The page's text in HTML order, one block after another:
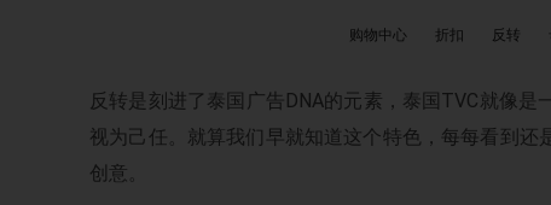
购物中心 折扣 反转
反转是刻进了泰国广告DNA的元素，泰国TVC就像
视为己任。就算我们早就知道这个特色，每每看到
创意。